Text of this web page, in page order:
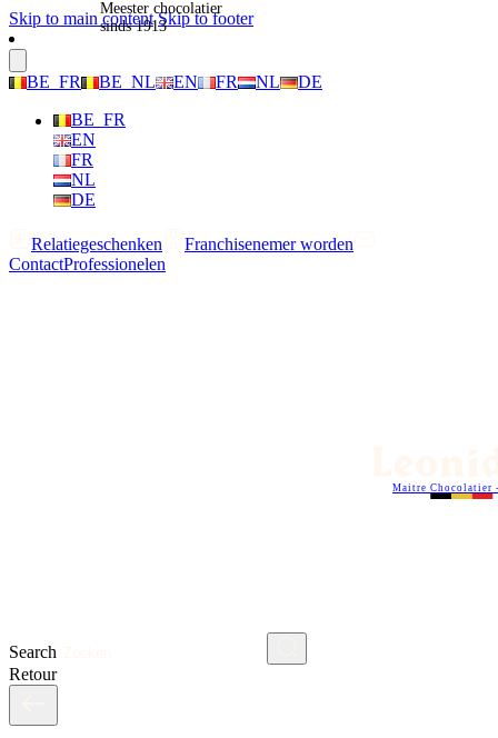
Skip to main content Skip to footer
BE_FR BE_NL EN FR NL
DE
BE_FR
EN
FR
NL
DE
Relatiegeschenken
Franchisenemer worden
ContactProfessionelen
Search
Maitre Chocolatier
Retour
Meester chocolatier
sinds 1913